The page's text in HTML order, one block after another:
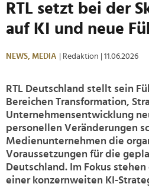
RTL setzt bei der
auf KI und neue
NEWS, MEDIA | Redaktion | 11.06.2026
RTL Deutschland stellt sein
Bereichen Transformation,
Unternehmensentwicklung
personellen Veränderungen
Medienunternehmen die
Voraussetzungen für die
Deutschland. Im Fokus
einer konzernweiten KI-